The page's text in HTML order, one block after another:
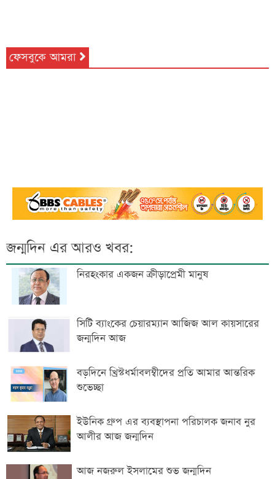
ফেসবুকে আমরা
জন্মদিন এর আরও খবর:
নিরহংকার একজন ক্রীড়াপ্রেমী মানুষ
সিটি ব্যাংকের চেয়ারম্যান আজিজ আল কায়সারের
জন্মদিন আজ
বড়দিনে খ্রিস্টধর্মাবলম্বীদের প্রতি আমার আন্তরিক
শুভেচ্ছা
ইউনিক গ্রুপ এর ব্যবস্থাপনা পরিচালক জনাব নুর
আলীর আজ জন্মদিন
আজ নজরুল ইসলামের শুভ জন্মদিন